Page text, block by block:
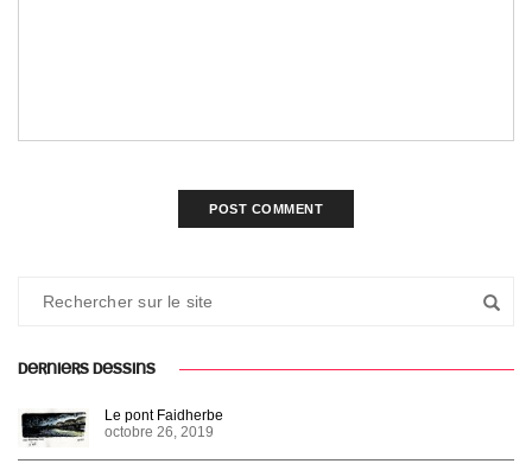
DERNIERS DESSINS
Le pont Faidherbe
octobre 26, 2019